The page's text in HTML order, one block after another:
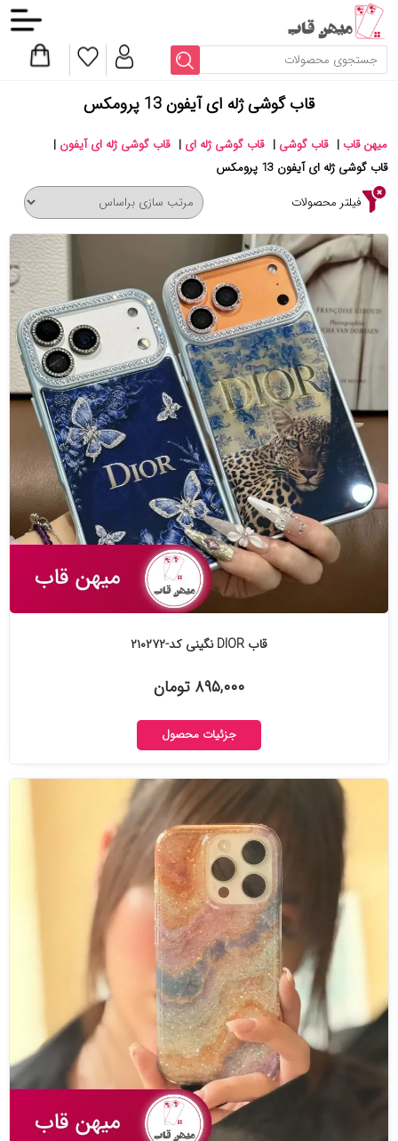
قاب گوشی ژله ای آیفون 13 پرومکس
میهن قاب | قاب گوشی | قاب گوشی ژله ای | قاب گوشی ژله ای آیفون |
قاب گوشی ژله ای آیفون 13 پرومکس
فیلتر محصولات
قاب DIOR نگینی کد-۲۱۰۲۷۲
۸۹۵,۰۰۰ تومان
جزئیات محصول